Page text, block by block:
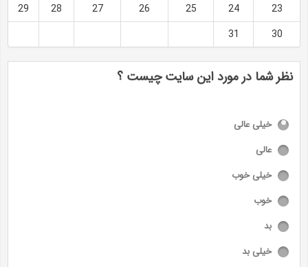
23
24
25
26
27
28
29
30
31
نظر شما در مورد این سایت چیست ؟
خیلی عالی
عالی
خیلی خوب
خوب
بد
خیلی بد